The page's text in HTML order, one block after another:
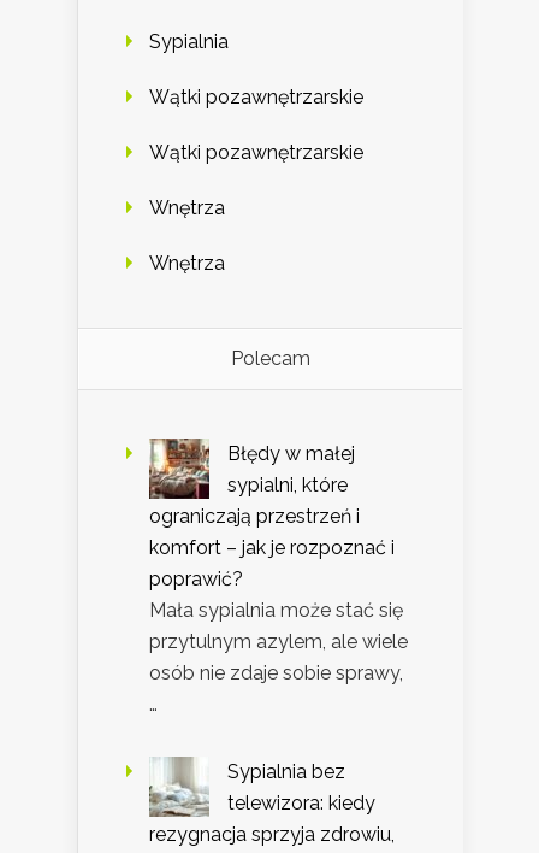
Sypialnia
Wątki pozawnętrzarskie
Wątki pozawnętrzarskie
Wnętrza
Wnętrza
Polecam
Błędy w małej
sypialni, które
ograniczają przestrzeń i
komfort – jak je rozpoznać i
poprawić?
Mała sypialnia może stać się
przytulnym azylem, ale wiele
osób nie zdaje sobie sprawy,
…
Sypialnia bez
telewizora: kiedy
rezygnacja sprzyja zdrowiu,